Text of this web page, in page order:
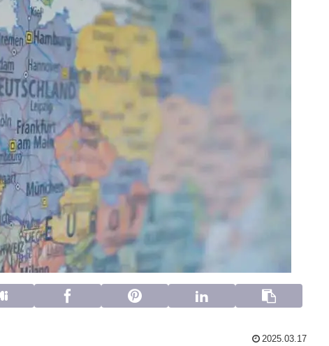
2025.03.17